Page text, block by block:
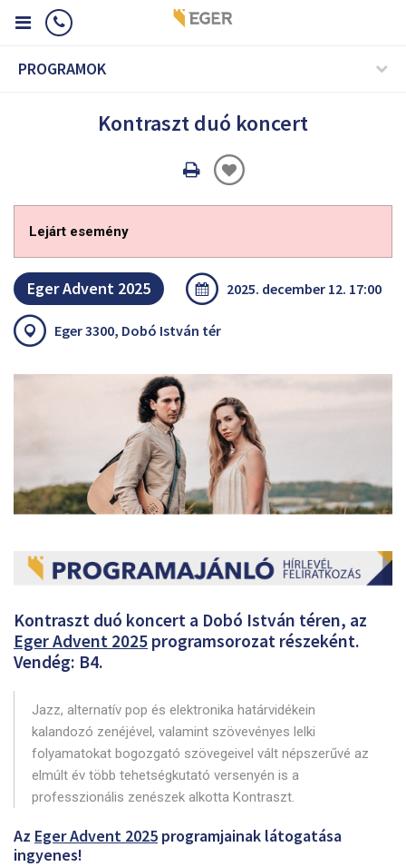
PROGRAMOK
Kontraszt duó koncert
Oldal
Lejárt esemény
Eger Advent 2025 2025. december 12. 17:00
Eger 3300, Dobó István tér
Kontraszt duó koncert a Dobó István téren, az
Eger Advent 2025 programsorozat részeként.
Vendég: B4.
Jazz, alternatív pop és elektronika határvidékein
kalandozó zenéjével, valamint szövevényes lelki
folyamatokat bogozgató szövegeivel vált népszerűvé az
elmúlt év több tehetségkutató versenyén is a
professzionális zenészek alkotta Kontraszt.
Az Eger Advent 2025 programjainak látogatása
ingyenes!